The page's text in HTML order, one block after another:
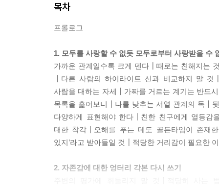
목차
프롤로그
1. 모두를 사랑할 수 없듯 모두로부터 사랑받을 수
가까운 관계일수록 크게 덴다┃때로는 친해지는
┃다른 사람의 하이라이트 신과 비교하지 말
사람을 대하는 자세┃가짜를 거르는 계기는 반드
목록을 훑어보니┃나를 낮추는 서열 관계의 독┃
다양하게 표현해야 한다┃친한 친구에게 열등
대한 착각┃오해를 푸는 데도 골든타임이 존재
있지’라고 받아들일 것┃적당한 거리감이 필요한
2. 자존감에 대한 엉터리 각본 다시 쓰기